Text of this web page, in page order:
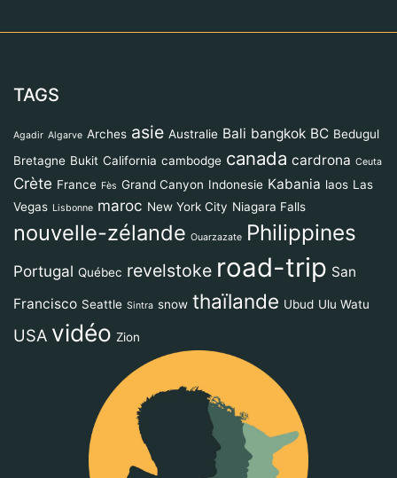
TAGS
Agadir Algarve Arches asie Australie Bali bangkok BC Bedugul
Bretagne Bukit California cambodge canada cardrona Ceuta
Crète France Fès Grand Canyon Indonesie Kabania laos Las
Vegas Lisbonne maroc New York City Niagara Falls
nouvelle-zélande Ouarzazate Philippines
Portugal Québec revelstoke road-trip San
Francisco Seattle Sintra snow thaïlande Ubud Ulu Watu
USA vidéo Zion